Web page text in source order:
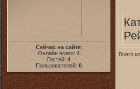
Сейчас на сайте:
Онлайн всего: 4
Гостей: 4
Пользователей: 0
Всего